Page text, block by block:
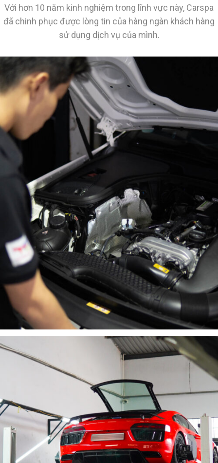
Với hơn 10 năm kinh nghiệm trong lĩnh vực này, Carspa
đã chinh phục được lòng tin của hàng ngàn khách hàng
sử dụng dịch vụ của mình.
SỬA CHỮA